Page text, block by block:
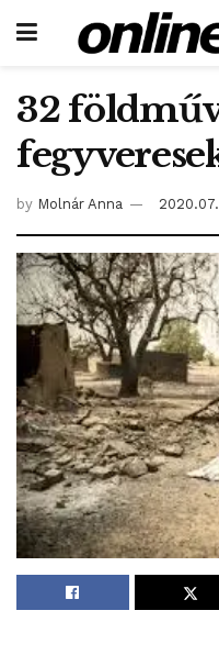
32
by Molnár Anna